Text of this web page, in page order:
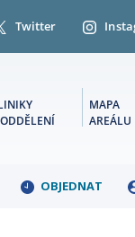
Twitter
MAPA
AREÁLU
OBJEDNAT